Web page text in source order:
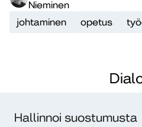
Hallinnoi suostumusta
Nieminen
johtaminen
opetus
PL 12, 00511